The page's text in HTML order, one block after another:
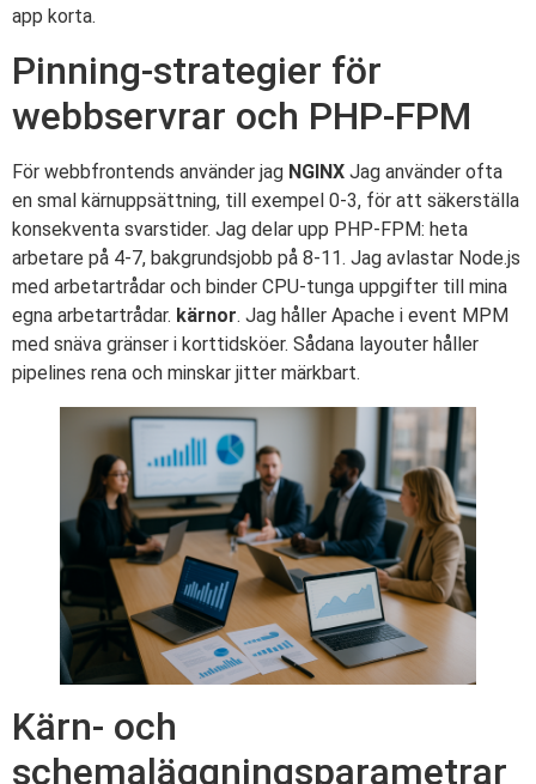
app korta.
Pinning-strategier för
webbservrar och PHP-FPM
För webbfrontends använder jag NGINX Jag använder ofta
en smal kärnuppsättning, till exempel 0-3, för att säkerställa
konsekventa svarstider. Jag delar upp PHP-FPM: heta
arbetare på 4-7, bakgrundsjobb på 8-11. Jag avlastar Node.js
med arbetartrådar och binder CPU-tunga uppgifter till mina
egna arbetartrådar. kärnor. Jag håller Apache i event MPM
med snäva gränser i korttidsköer. Sådana layouter håller
pipelines rena och minskar jitter märkbart.
Kärn- och
schemaläggningsparametrar